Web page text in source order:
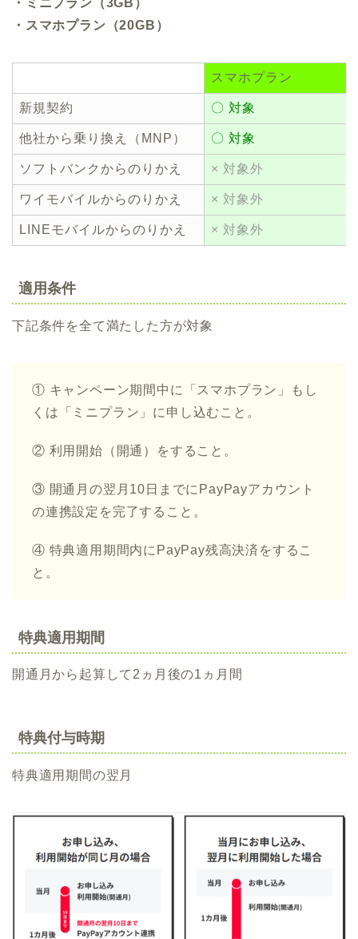
・スマホプラン（20GB）
スマホプラン
新規契約 〇 対象
他社から乗り換え（MNP） 〇 対象
ソフトバンクからのりかえ × 対象外
ワイモバイルからのりかえ × 対象外
LINEモバイルからのりかえ × 対象外
適用条件
下記条件を全て満たした方が対象
① キャンペーン期間中に「スマホプラン」もし
くは「ミニプラン」に申し込むこと。
② 利用開始（開通）をすること。
③ 開通月の翌月10日までにPayPayアカウント
の連携設定を完了すること。
④ 特典適用期間内にPayPay残高決済をするこ
と。
特典適用期間
開通月から起算して2ヵ月後の1ヵ月間
特典付与時期
特典適用期間の翌月